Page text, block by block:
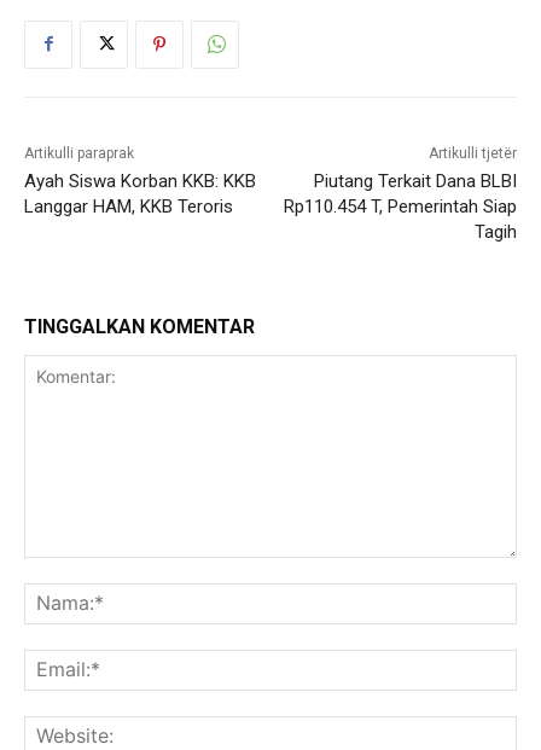
Artikulli paraprak
Ayah Siswa Korban KKB: KKB
Langgar HAM, KKB Teroris
Artikulli tjetër
Piutang Terkait Dana BLBI
Rp110.454 T, Pemerintah Siap
Tagih
TINGGALKAN KOMENTAR